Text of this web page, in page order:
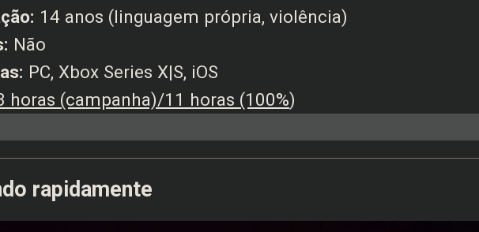
14 anos (linguagem própria, violência)
Não
PC, Xbox Series X|S, iOS
horas (campanha)/11 horas (100%)
rapidamente